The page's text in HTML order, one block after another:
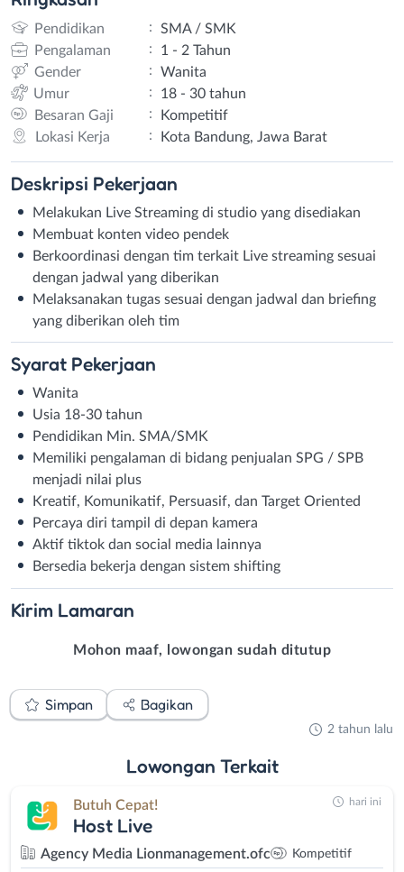
Pendidikan :
SMA / SMK
Pengalaman
:
1 - 2 Tahun
Gender
:
Wanita
Umur
:
18 - 30 tahun
Besaran Gaji
:
Kompetitif
Lokasi Kerja
: Kota Bandung, Jawa Barat
Deskripsi Pekerjaan
Melakukan Live Streaming di studio yang disediakan
Membuat konten video pendek
Berkoordinasi dengan tim terkait Live streaming sesuai
dengan jadwal yang diberikan
Melaksanakan tugas sesuai dengan jadwal dan briefing
yang diberikan oleh tim
Syarat Pekerjaan
Wanita
Usia 18-30 tahun
Pendidikan Min. SMA/SMK
Memiliki pengalaman di bidang penjualan SPG / SPB
menjadi nilai plus
Kreatif, Komunikatif, Persuasif, dan Target Oriented
Percaya diri tampil di depan kamera
Aktif tiktok dan social media lainnya
Bersedia bekerja dengan sistem shifting
Kirim Lamaran
Mohon maaf, lowongan sudah ditutup
Simpan Bagikan
2 tahun lalu
Lowongan Terkait
Butuh Cepat!
Host Live
Agency Media Lionmanagement.ofc Kompetitif
hari ini